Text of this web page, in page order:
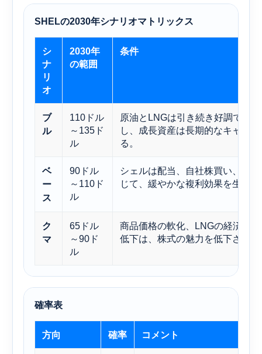
SHELの2030年シナリオマトリックス
シ
ナ
リ
オ
2030年
の範囲
条件
ブ
ル
110ドル
～135ド
ル
原油とLNGは引き続き好調で、
し、成長資産は長期的なキャッ
る。
ベ
ー
ス
90ドル
～110ド
ル
シェルは配当、自社株買い、そ
じて、緩やかな複利効果を生み
ク
マ
65ドル
～90ド
ル
商品価格の軟化、LNGの経済性
低下は、株式の魅力を低下させる
確率表
方向 確率 コメント